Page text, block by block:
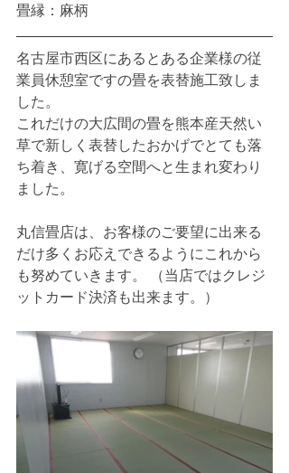
畳縁： 麻柄
名古屋市西区にあるとある企業様の従
業員休憩室ですの畳を表替施工致しま
した。
これだけの大広間の畳を熊本産天然い
草で新しく表替したおかげでとても落
ち着き、寛げる空間へと生まれ変わり
ました。
丸信畳店は、お客様のご要望に出来る
だけ多くお応えできるようにこれから
も努めていきます。 （当店ではクレジ
ットカード決済も出来ます。）